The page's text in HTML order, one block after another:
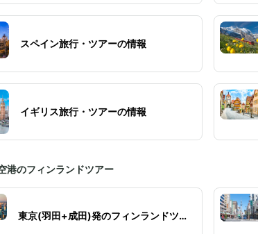
スペイン旅行・ツアーの情報
イギリス旅行・ツアーの情報
港のフィンランドツアー
東京(羽田+成田)発のフィンランドツア